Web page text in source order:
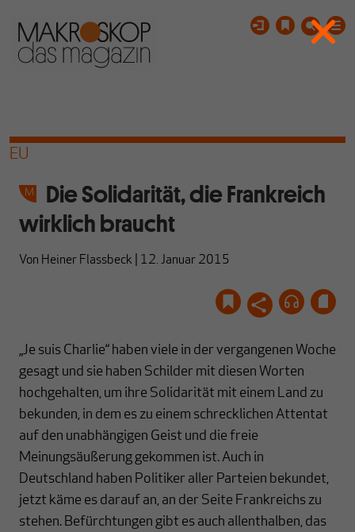
EU
Die Solidarität, die Frankreich
wirklich braucht
Von Heiner Flassbeck 12. Januar 2015
„Je suis Charlie“ haben viele in der vergangenen Woche
gesagt und sie haben Schilder mit diesen Worten
hochgehalten, um ihre Solidarität mit einem Land zu
bekunden, in dem es zu einem schrecklichen Attentat
auf den unabhängigen Geist und die freie
Meinungsäußerung gekommen ist. Auch in
Deutschland haben Politiker aller Parteien bekundet,
jetzt käme es darauf an, an der Seite Frankreichs zu
stehen. Befürchtungen gibt es auch allenthalben, das